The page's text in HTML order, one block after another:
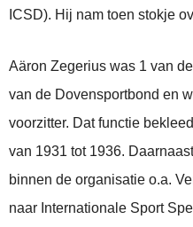
ICSD). Hij nam toen stokje
Aäron Zegerius was 1 van
van de Dovensportbond en
voorzitter. Dat functie
van 1931 tot 1936.
binnen de organisatie o.a.
naar Internationale Sport